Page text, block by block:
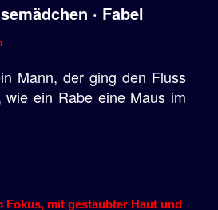
· Fabel
Mann, der ging den Fluss
wie ein Rabe eine Maus im